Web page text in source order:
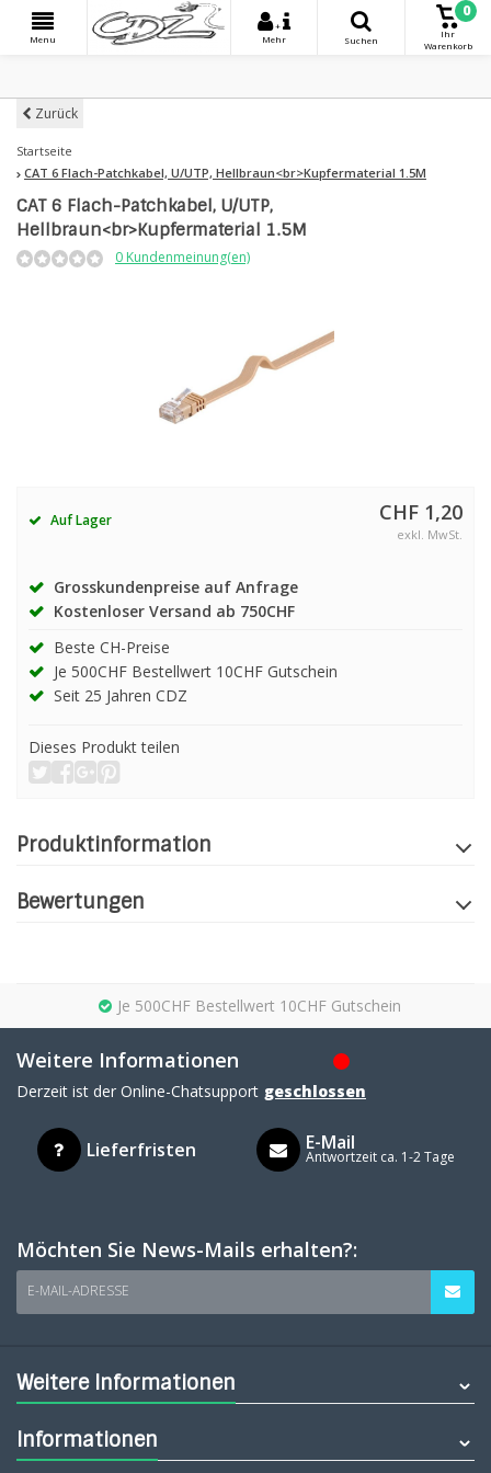
Menu
+
Mehr
Suchen
0
Ihr
Warenkorb
Zurück
Startseite
CAT 6 Flach-Patchkabel, U/UTP, Hellbraun<br>Kupfermaterial 1.5M
CAT 6 Flach-Patchkabel, U/UTP,
Hellbraun<br>Kupfermaterial 1.5M
0 Kundenmeinung(en)
Auf Lager CHF 1,20
exkl. MwSt.
Grosskundenpreise auf Anfrage
Kostenloser Versand ab 750CHF
Beste CH-Preise
Je 500CHF Bestellwert 10CHF Gutschein
Seit 25 Jahren CDZ
Dieses Produkt teilen
Produktinformation
Bewertungen
Je 500CHF Bestellwert 10CHF Gutschein
Weitere Informationen
Derzeit ist der Online-Chatsupport geschlossen
Lieferfristen E-Mail
Antwortzeit ca. 1-2 Tage
Möchten Sie News-Mails erhalten?:
E-MAIL-ADRESSE
Weitere Informationen
Informationen